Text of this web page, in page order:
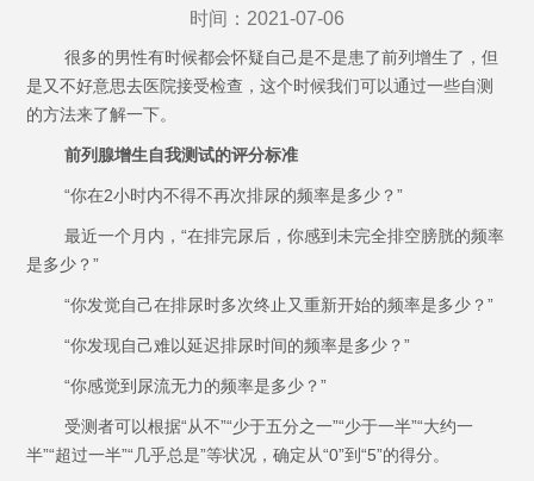
时间：2021-07-06
很多的男性有时候都会怀疑自己是不是患了前列增生了，但
是又不好意思去医院接受检查，这个时候我们可以通过一些自测
的方法来了解一下。
前列腺增生自我测试的评分标准
“你在2小时内不得不再次排尿的频率是多少？”
最近一个月内，“在排完尿后，你感到未完全排空膀胱的频率
是多少？”
“你发觉自己在排尿时多次终止又重新开始的频率是多少？”
“你发现自己难以延迟排尿时间的频率是多少？”
“你感觉到尿流无力的频率是多少？”
受测者可以根据“从不”“少于五分之一”“少于一半”“大约一
半”“超过一半”“几乎总是”等状况，确定从“0”到“5”的得分。